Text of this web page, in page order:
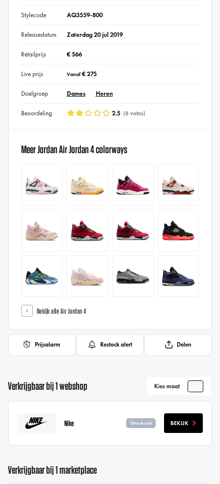
Stylecode AQ3559-800
Releasedatum Zaterdag 20 jul 2019
Retailprijs € 566
Live prijs Vanaf€ 275
Doelgroep Dames Heren
Beoordeling 2.5 (8 votes)
Meer Jordan Air Jordan 4 colorways
Bekijk alle Air Jordan 4
Prijsalarm Restock alert Delen
Verkrijgbaar bij 1 webshop Kies maat
Nike Uitverkocht BEKIJK
Verkrijgbaar bij 1 marketplace